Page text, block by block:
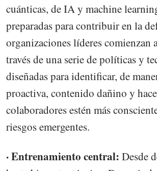
cuánticas, de IA y machine
preparadas para contribuir en la
organizaciones líderes comienzan
través de una serie de políticas y
diseñadas para identificar, de
proactiva, contenido dañino y
colaboradores estén más
riesgos emergentes.
· Entrenamiento central: Desde